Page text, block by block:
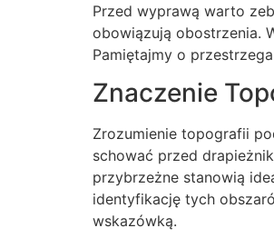
Przed wyprawą warto
obowiązują obostrzenia.
Pamiętajmy o
Znaczenie
Zrozumienie topografii
schować przed
przybrzeżne stanowią
identyfikację tych
wskazówką.